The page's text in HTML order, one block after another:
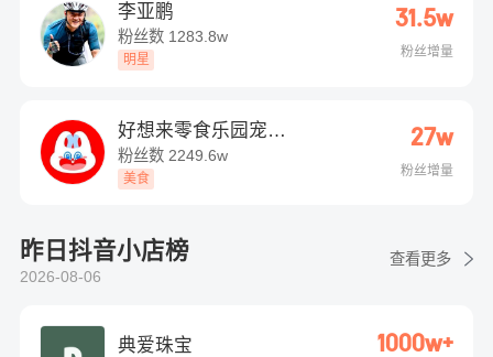
李亚鹏
粉丝数 1283.8w
明星
31.5w
粉丝增量
好想来零食乐园宠粉
号
粉丝数 2249.6w
美食
27w
粉丝增量
昨日抖音小店榜
2026-08-06
查看更多
典爱珠宝 1000w+